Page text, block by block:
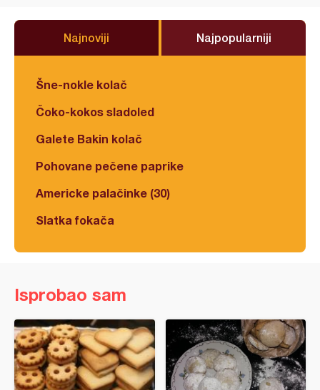
Najnoviji Najpopularniji
Šne-nokle kolač
Čoko-kokos sladoled
Galete Bakin kolač
Pohovane pečene paprike
Americke palačinke (30)
Slatka fokača
Isprobao sam